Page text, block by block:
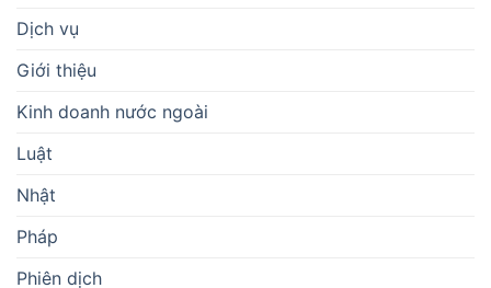
Dịch vụ
Giới thiệu
Kinh doanh nước ngoài
Luật
Nhật
Pháp
Phiên dịch